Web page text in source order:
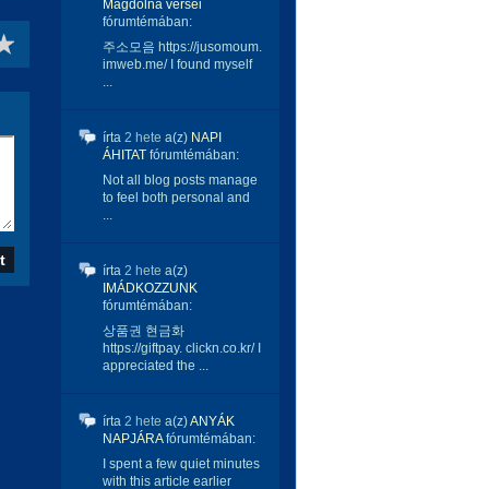
Magdolna versei
fórumtémában:
주소모음 https://jusomoum.
imweb.me/ I found myself
...
írta 2 hete a(z) NAPI
ÁHITAT fórumtémában:
Not all blog posts manage
to feel both personal and
...
írta 2 hete a(z)
IMÁDKOZZUNK
fórumtémában:
상품권 현금화
https://giftpay. clickn.co.kr/ I
appreciated the ...
írta 2 hete a(z)ANYÁK
NAPJÁRAfórumtémában:
I spent a few quiet minutes
with this article earlier